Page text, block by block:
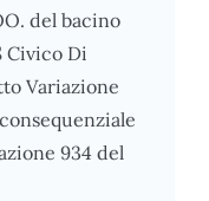
del bacino
Civico Di
Variazione
934 del